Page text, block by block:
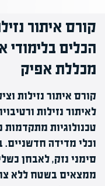
קורס איתור
הכלים בלימודי
מכללת אפיק
קורס איתור נזילות
לאיתור נזילות
טכנולוגיות
וכלי מדידה
סימני נזק, לאבחן
ממצאים בשטח ללא